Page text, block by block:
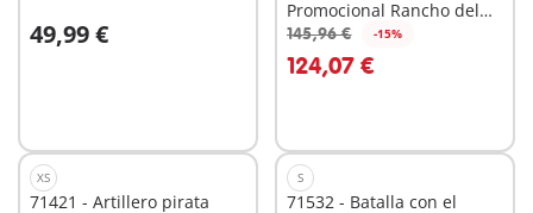
49,99 €
A la cesta
Promocional Rancho del
Oeste
145,96 € -15%
124,07 €
A la cesta
XS
71421 - Artillero pirata
S
71532 - Batalla con el